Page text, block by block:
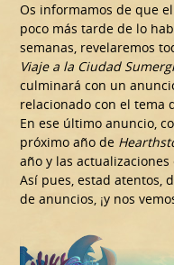
Os informamos de que
poco más tarde de lo
semanas, revelaremos
Viaje a la Ciudad
culminará con un
relacionado con el tema
En ese último anuncio,
próximo año de
año y las
Así pues, estad atentos,
de anuncios, ¡y nos